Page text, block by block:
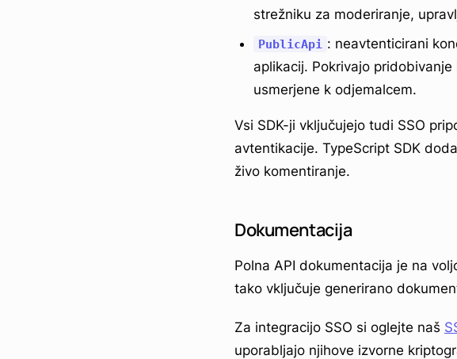
strežniku za moderiranje,
PublicApi : neavtenticirani
aplikacij. Pokrivajo
usmerjene k odjemalcem.
Vsi SDK-ji vključujejo tudi SSO
avtentikacije. TypeScript SDK
živo komentiranje.
Dokumentacija
Polna API dokumentacija je na
tako vključuje generirano
Za integracijo SSO si oglejte naš
uporabljajo njihove izvorne